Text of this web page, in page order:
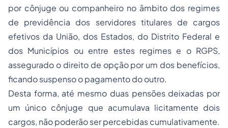
por cônjuge ou companheiro no âmbito dos regimes
de previdência dos servidores titulares de cargos
efetivos da União, dos Estados, do Distrito Federal e
dos Municípios ou entre estes regimes e o RGPS,
assegurado o direito de opção por um dos benefícios,
ficando suspenso o pagamento do outro.
Desta forma, até mesmo duas pensões deixadas por
um único cônjuge que acumulava licitamente dois
cargos, não poderão ser percebidas cumulativamente.